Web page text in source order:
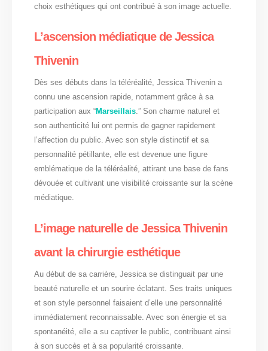
choix esthétiques qui ont contribué à son image actuelle.
L’ascension médiatique de Jessica
Thivenin
Dès ses débuts dans la téléréalité, Jessica Thivenin a
connu une ascension rapide, notamment grâce à sa
participation aux “Marseillais.” Son charme naturel et
son authenticité lui ont permis de gagner rapidement
l’affection du public. Avec son style distinctif et sa
personnalité pétillante, elle est devenue une figure
emblématique de la téléréalité, attirant une base de fans
dévouée et cultivant une visibilité croissante sur la scène
médiatique.
L’image naturelle de Jessica Thivenin
avant la chirurgie esthétique
Au début de sa carrière, Jessica se distinguait par une
beauté naturelle et un sourire éclatant. Ses traits uniques
et son style personnel faisaient d’elle une personnalité
immédiatement reconnaissable. Avec son énergie et sa
spontanéité, elle a su captiver le public, contribuant ainsi
à son succès et à sa popularité croissante.